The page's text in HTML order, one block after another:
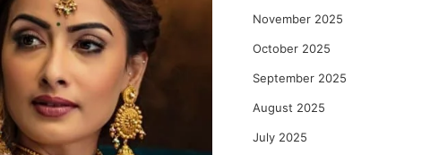
November 2025
October 2025
September 2025
August 2025
July 2025